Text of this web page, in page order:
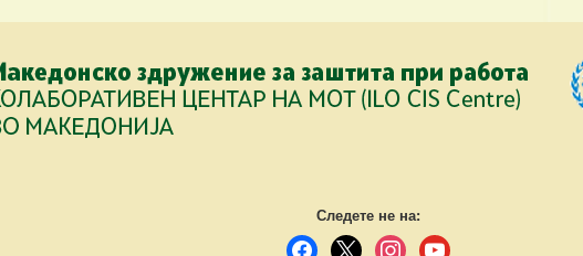
Следете не на:
facebook
x instagramyoutube